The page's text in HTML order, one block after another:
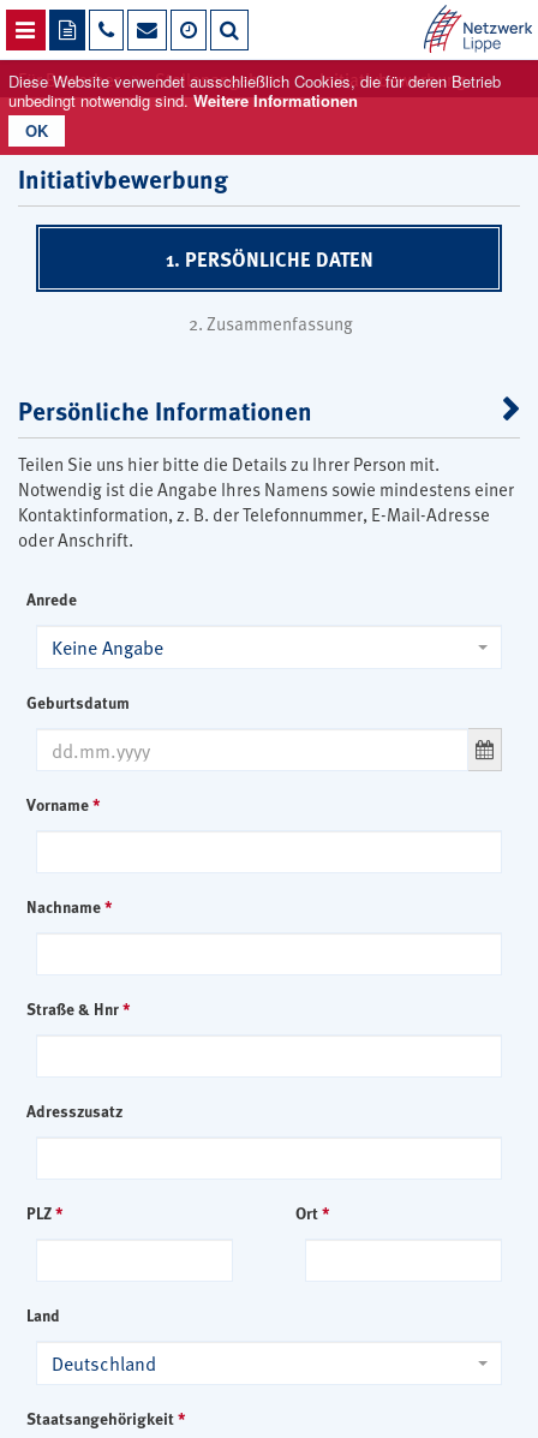
OK
Diese Website verwendet ausschließlich Cookies, die für deren Betrieb
unbedingt notwendig sind.Weitere Informationen
NAVIGATION ÖFFNEN
Für Bewerber Stellenangebote Initiativbewerbung
Initiativbewerbung
1. PERSÖNLICHE DATEN
2. Zusammenfassung
Persönliche Informationen
Teilen Sie uns hier bitte die Details zu Ihrer Person mit.
Notwendig ist die Angabe Ihres Namens sowie mindestens einer
Kontaktinformation, z. B. der Telefonnummer, E-Mail-Adresse
oder Anschrift.
Anrede
Keine Angabe
Geburtsdatum
Vorname*
Nachname*
Straße & Hnr*
Adresszusatz
PLZ* Ort*
Land
Deutschland
Staatsangehörigkeit*